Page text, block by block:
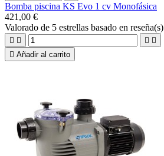
Bomba piscina KS Evo 1 cv Monofásica
421,00 €
Valorado de 5 estrellas basado en reseña(s)
   
 Añadir al carrito